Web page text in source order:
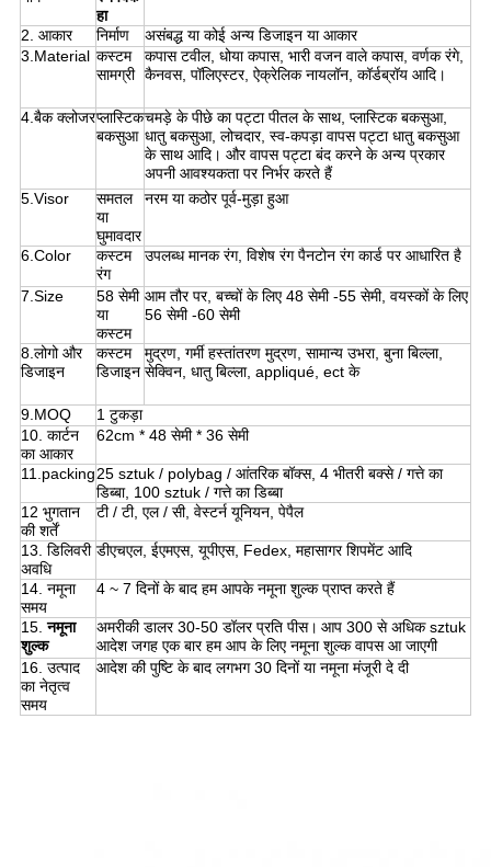
हा
2. आकार
निर्माण
असंबद्ध या कोई अन्य डिजाइन या आकार
3.Material कस्टम
सामग्री
कपास टवील, धोया कपास, भारी वजन वाले कपास, वर्णक रंगे,
कैनवस, पॉलिएस्टर, ऐक्रेलिक नायलॉन, कॉर्डब्रॉय आदि।
4.बैक क्लोजरप्लास्टिक
बकसुआ
चमड़े के पीछे का पट्टा पीतल के साथ, प्लास्टिक बकसुआ,
धातु बकसुआ, लोचदार, स्व-कपड़ा वापस पट्टा धातु बकसुआ
के साथ आदि। और वापस पट्टा बंद करने के अन्य प्रकार
अपनी आवश्यकता पर निर्भर करते हैं
5.Visor
समतल
या
घुमावदार
नरम या कठोर पूर्व-मुड़ा हुआ
6.Color
कस्टम
रंग
उपलब्ध मानक रंग, विशेष रंग पैनटोन रंग कार्ड पर आधारित है
7.Size
58 सेमी
या
कस्टम
आम तौर पर, बच्चों के लिए 48 सेमी -55 सेमी, वयस्कों के लिए
56 सेमी -60 सेमी
8.लोगो और
डिजाइन
कस्टम
डिजाइन
मुद्रण, गर्मी हस्तांतरण मुद्रण, सामान्य उभरा, बुना बिल्ला,
सेक्विन, धातु बिल्ला, appliqué, ect के
9.MOQ
1 टुकड़ा
10. कार्टन
का आकार
62cm * 48 सेमी * 36 सेमी
11.packing25 sztuk / polybag / आंतरिक बॉक्स, 4 भीतरी बक्से / गत्ते का
डिब्बा, 100 sztuk / गत्ते का डिब्बा
12 भुगतान
की शर्तें
टी / टी, एल / सी, वेस्टर्न यूनियन, पेपैल
13. डिलिवरी
अवधि
डीएचएल, ईएमएस, यूपीएस, Fedex, महासागर शिपमेंट आदि
14. नमूना
समय
4 ~ 7 दिनों के बाद हम आपके नमूना शुल्क प्राप्त करते हैं
15.नमूना
शुल्क
अमरीकी डालर 30-50 डॉलर प्रति पीस। आप 300 से अधिक sztuk
आदेश जगह एक बार हम आप के लिए नमूना शुल्क वापस आ जाएगी
16. उत्पाद
का नेतृत्व
समय
आदेश की पुष्टि के बाद लगभग 30 दिनों या नमूना मंजूरी दे दी